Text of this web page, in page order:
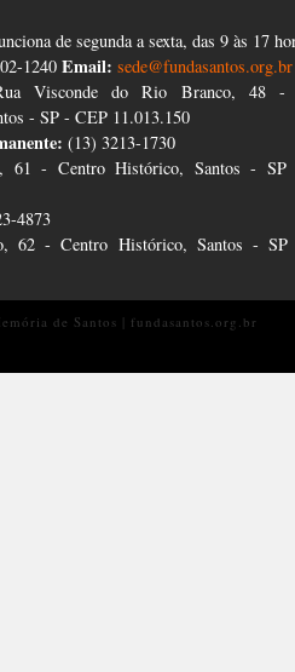
de segunda a sexta, das 9 às 17
1240 Email: sede@fundasantos.org.br
Visconde do Rio Branco, 48 -
- SP - CEP 11.013.150
(13) 3213-1730
61 - Centro Histórico, Santos -
4873
62 - Centro Histórico, Santos -
de Santos | fundasantos.org.br